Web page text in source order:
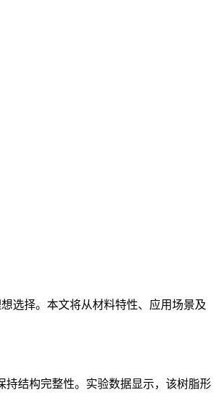
选择。本文将从材料特性、应用场景及
结构完整性。实验数据显示，该树脂形